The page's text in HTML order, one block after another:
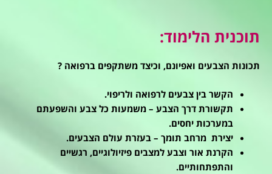
תוכנית הלימוד:
תכונות הצבעים ואפיונם, וכיצד משתקפים ברפואה ?
הקשר בין צבעים לרפואה ולריפוי.
תקשורת דרך הצבע – משמעות כל צבע והשפעתם
במערכות יחסים.
יצירת מרחב תומך – בעזרת עולם הצבעים.
הקרנת אור וצבע למצבים פיזיולוגיים, רגשיים
והתפתחותיים.